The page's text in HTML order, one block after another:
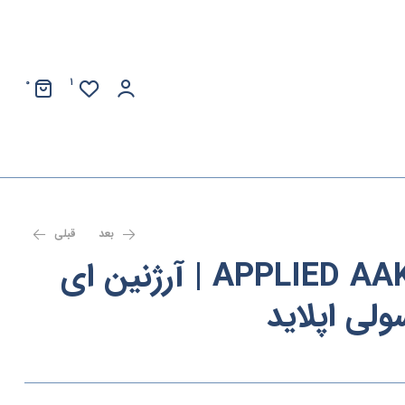
1
0
قبلی بعد
APPLIED AAKG – 120 caps | آرژنین ای
اپلاید